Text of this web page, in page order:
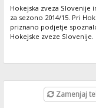
Hokejska zveza Slovenije
za sezono 2014/15. Pri
priznano podjetje
Hokejske zveze Slovenije.
Zamenjaj